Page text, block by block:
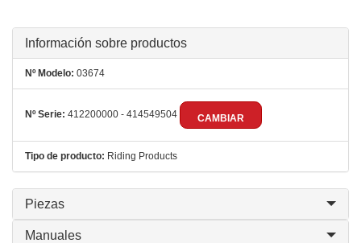
Información sobre productos
Nº Modelo: 03674
Nº Serie: 412200000 - 414549504 CAMBIAR
Tipo de producto: Riding Products
Piezas
Manuales